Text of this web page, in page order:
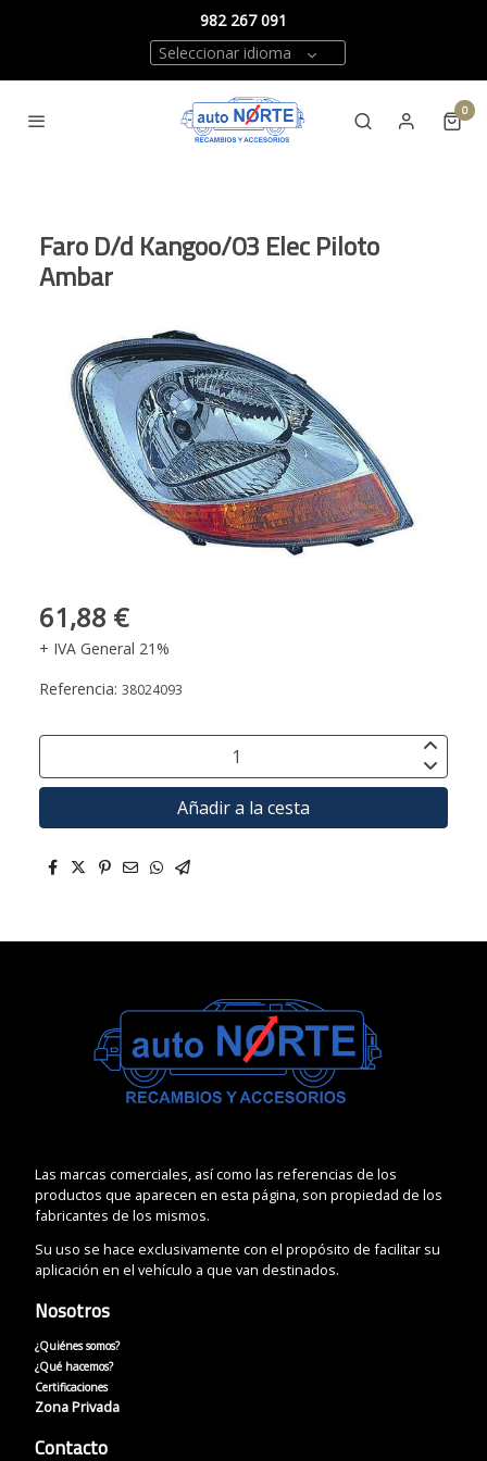
982 267 091
Seleccionar idioma
0
Faro D/d Kangoo/03 Elec Piloto
Ambar
61,88 €
+ IVA General 21%
Referencia: 38024093
Añadir a la cesta
Las marcas comerciales, así como las referencias de los
productos que aparecen en esta página, son propiedad de los
fabricantes de los mismos.
Su uso se hace exclusivamente con el propósito de facilitar su
aplicación en el vehículo a que van destinados.
Nosotros
¿Quiénes somos?
¿Qué hacemos?
Certificaciones
Zona Privada
Contacto